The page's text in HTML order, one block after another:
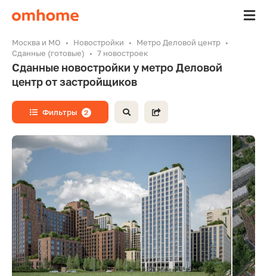
Москва и МО Новостройки
Метро Деловой центр
Сданные (готовые)
7 новостроек
Сданные новостройки у метро Деловой
центр от застройщиков
Фильтры 2